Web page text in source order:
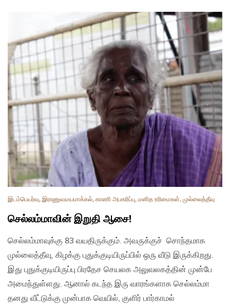
இடம்பெயர்வு, இராணுவமயமாக்கல், காணி அபகரிப்பு, மனித உரிமைகள், முல்லைத்தீவு
செல்லம்மாவின் இறுதி ஆசை!
செல்லம்மாவுக்கு 83 வயதிருக்கும். அவருக்குச் சொந்தமாக
முல்லைத்தீவு, கிழக்கு புதுக்குடியிருப்பில் ஒரு வீடு இருக்கிறது.
இது புதுக்குடியிருப்பு பிரதேச செயலக அலுவலகத்தின் முன்பே
அமைந்துள்ளது. ஆனால் கடந்த இரு வாரங்களாக செல்லம்மா
தனது வீட்டுக்கு முன்பாக வெயில், குளிர் பார்காமல்